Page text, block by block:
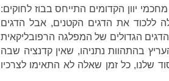
יוון הקדומים התייחס בבוז לחוקים:
ללכוד את הדגים הקטנים, אבל הדגים
הגדולים של המפלגה הרפובליקאית
בהתהוות נתניהו, שאין קדנציה שבה
שלנו, כל זמן שאלה לא התאימו לצרכיו